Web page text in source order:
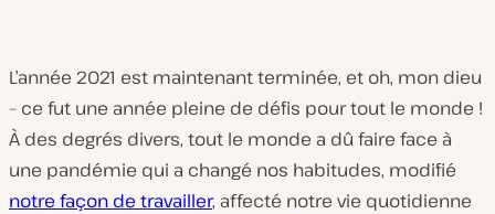
L’année 2021 est maintenant terminée, et oh, mon dieu
– ce fut une année pleine de défis pour tout le monde !
À des degrés divers, tout le monde a dû faire face à
une pandémie qui a changé nos habitudes, modifié
notre façon de travailler, affecté notre vie quotidienne